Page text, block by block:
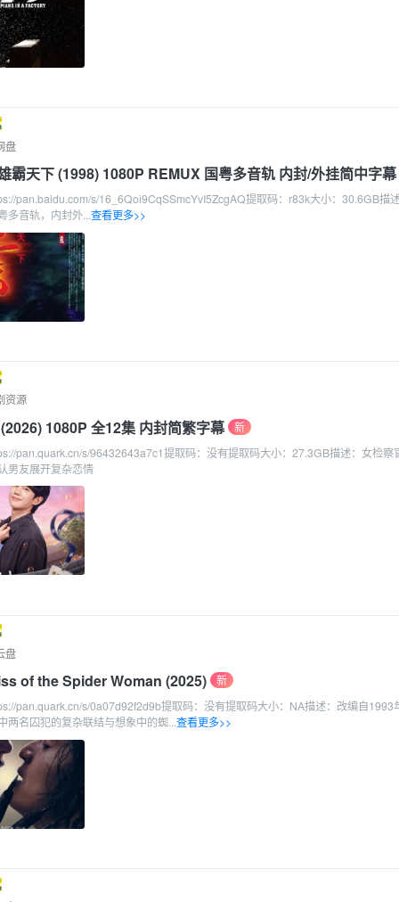
盘
霸天下 (1998) 1080P REMUX 国粤多音轨 内封/外挂简中字幕
pan.baidu.com/s/16_6Qoi9CqSSmcYvI5ZcgAQ提取码：r83k大小：30.6GB描
多音轨，内封外...查看更多>>
资源
1080P 全12集 内封简繁字幕
新
pan.quark.cn/s/96432643a7c1提取码：没有提取码大小：27.3GB描述：女检察
男友展开复杂恋情
盘
of the Spider Woman (2025)
新
pan.quark.cn/s/0a07d92f2d9b提取码：没有提取码大小：NA描述：改编自1993
两名囚犯的复杂联结与想象中的蜘...查看更多>>